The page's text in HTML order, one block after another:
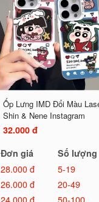
Ốp Lưng IMD Đổi Màu
Shin & Nene Instagram
32.000 đ
Đơn giá
Số lượng
28.000 đ
5-19
26.000 đ
20-49
24.000 đ
50-100